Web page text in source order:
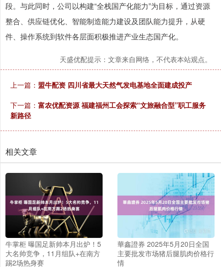
段。与此同时，公司以构建“全栈国产化能力”为目标，通过资源
整合、供应链优化、智能制造能力建设及团队能力提升，从硬
件、操作系统到软件各层面积极推进产业生态国产化。
天盛优配提示：文章来自网络，不代表本站观点。
上一篇： 盟牛配资 四川省最大天然气发电基地全面建成投产
下一篇： 富农优配资源 福建福州工会探索“文旅融合型”职工服务
新路径
相关文章
牛掌柜 曝国足新帅本月出炉！5
大名帅竞争，11月组队+在南方
踢2场热身赛
華鑫證券 2025年5月20日全国
主要批发市场猪后腿肌肉价格行
情